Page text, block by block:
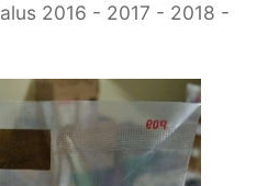
2016 - 2017 - 2018 -